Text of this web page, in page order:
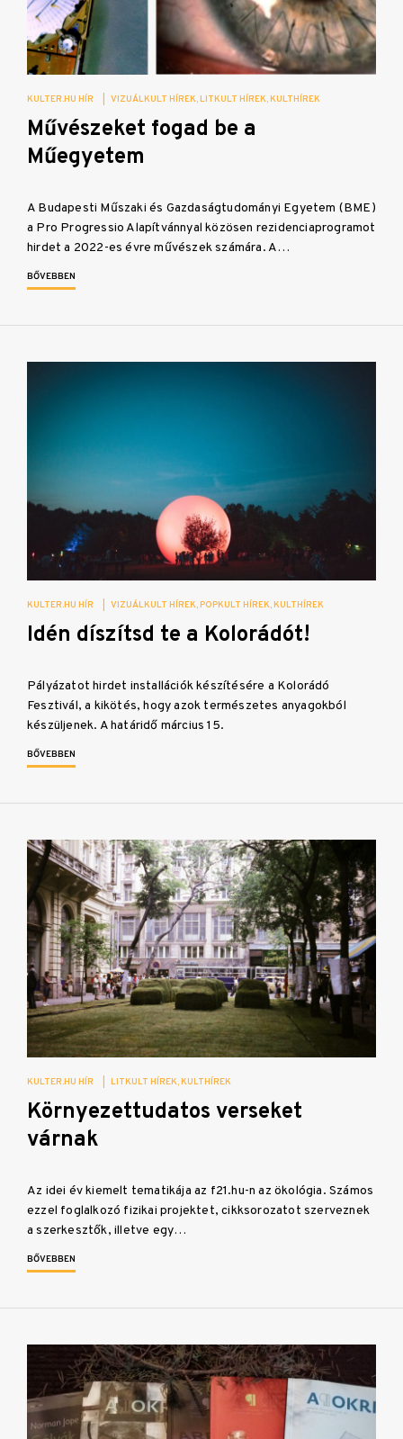
KULTER.HU HÍR VIZUÁLKULT HÍREK LITKULT HÍREK KULTHÍREK
Művészeket fogad be a
Műegyetem
A Budapesti Műszaki és Gazdaságtudományi Egyetem (BME)
a Pro Progressio Alapítvánnyal közösen rezidenciaprogramot
hirdet a 2022-es évre művészek számára. A…
BŐVEBBEN
KULTER.HU HÍR VIZUÁLKULT HÍREK POPKULT HÍREK KULTHÍREK
Idén díszítsd te a Kolorádót!
Pályázatot hirdet installációk készítésére a Kolorádó
Fesztivál, a kikötés, hogy azok természetes anyagokból
készüljenek. A határidő március 15.
BŐVEBBEN
KULTER.HU HÍR LITKULT HÍREK KULTHÍREK
Környezettudatos verseket
várnak
Az idei év kiemelt tematikája az f21.hu-n az ökológia. Számos
ezzel foglalkozó fizikai projektet, cikksorozatot szerveznek
a szerkesztők, illetve egy…
BŐVEBBEN